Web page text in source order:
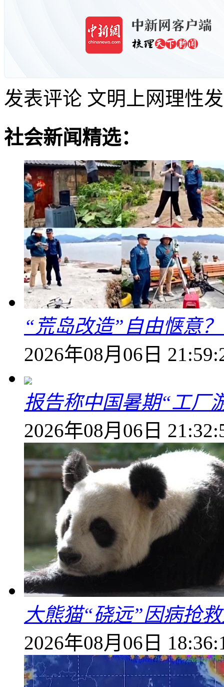
发表评论 文明上网理性
社会新闻精选：
“荒岛改造”自由惬意
2026年08月06日
报告称中国暑期“工厂
2026年08月06日
大熊猫“硗远”因病抢
2026年08月06日